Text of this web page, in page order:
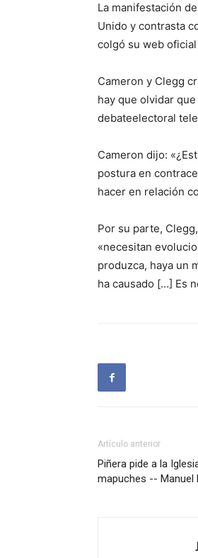
La manifestación
Unido y contrasta
colgó su web
Cameron y Clegg
hay que olvidar
debateelectoral
Cameron dijo:
postura en
hacer en relación
Por su parte,
«necesitan
produzca, haya un
ha causado […] Es
Artículo anterior
Piñera pide a la
mapuches -- Manuel